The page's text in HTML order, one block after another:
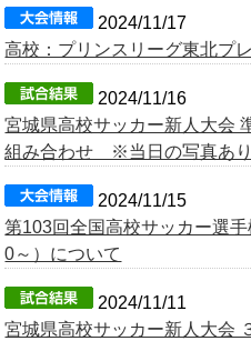
2024/11/17
高校：プリンスリーグ東北プ
2024/11/16
宮城県高校サッカー新人大会
組み合わせ ※当日の写真あり
2024/11/15
第103回全国高校サッカー選
0～）について
2024/11/11
宮城県高校サッカー新人大会